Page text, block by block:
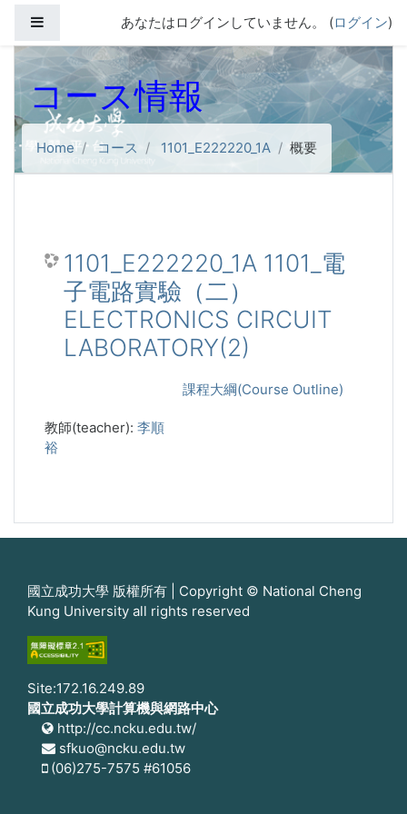
サイドパネルあなたはログインしていません。 (ログイン)
コース情報
Home コース 1101_E222220_1A 概要
1101_E222220_1A 1101_電
子電路實驗（二）
ELECTRONICS CIRCUIT
LABORATORY(2)
課程大綱(Course Outline)
教師(teacher): 李順
裕
國立成功大學 版權所有 | Copyright © National Cheng
Kung University all rights reserved
Site:172.16.249.89
國立成功大學計算機與網路中心
http://cc.ncku.edu.tw/
sfkuo@ncku.edu.tw
(06)275-7575 #61056